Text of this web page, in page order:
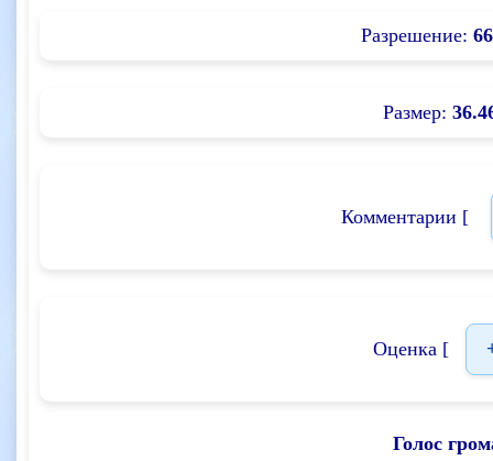
Разрешение:
Размер:
Комментарии [
Оценка [
Голос